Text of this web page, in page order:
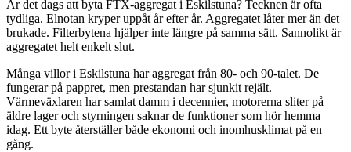
Är det dags att byta FTX-aggregat i Eskilstuna? Tecknen är ofta
tydliga. Elnotan kryper uppåt år efter år. Aggregatet låter mer än det
brukade. Filterbytena hjälper inte längre på samma sätt. Sannolikt är
aggregatet helt enkelt slut.
Många villor i Eskilstuna har aggregat från 80- och 90-talet. De
fungerar på pappret, men prestandan har sjunkit rejält.
Värmeväxlaren har samlat damm i decennier, motorerna sliter på
äldre lager och styrningen saknar de funktioner som hör hemma
idag. Ett byte återställer både ekonomi och inomhusklimat på en
gång.